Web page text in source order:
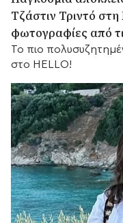
Τζάστιν Τριντό
φωτογραφίες από
Το πιο
στο HELLO!